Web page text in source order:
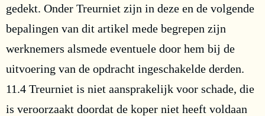
gedekt. Onder Treurniet zijn in deze en de volgende
bepalingen van dit artikel mede begrepen zijn
werknemers alsmede eventuele door hem bij de
uitvoering van de opdracht ingeschakelde derden.
11.4 Treurniet is niet aansprakelijk voor schade, die
is veroorzaakt doordat de koper niet heeft voldaan